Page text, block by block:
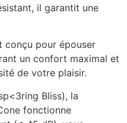
il garantit une
conçu pour épouser
un confort maximal et
de votre plaisir.
Bliss), la
fonctionne